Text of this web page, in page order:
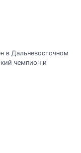
в Дальневосточном
чемпион и